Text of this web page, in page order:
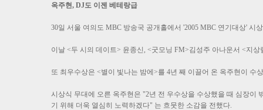
옥주현, DJ도 이젠 베테랑급
30일 서울 여의도 MBC 방송국 공개홀에서 '2005 MBC 연기대상' 시
이날 <두 시의 데이트> 윤종신, <굿모닝 FM>김성주 아나운서 <지
또 최우수상은 <별이 빛나는 밤에>를 4년 째 이끌어 온 옥주현이 수
시상식 무대에 오른 옥주현은 "2년 전 우수상을 수상했을 때 심장
기 위해 더욱 열심히 노력하겠다" 는 흐뭇한 소감을 전했다.